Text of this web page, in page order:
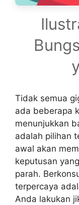
Tidak semua
ada beberapa
menunjukkan
adalah pilihan
awal akan
keputusan
parah.
terpercaya
Anda lakukan